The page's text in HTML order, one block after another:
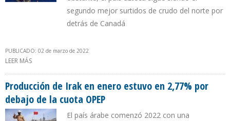
segundo mejor surtidos de crudo del norte por
detrás de Canadá
PUBLICADO: 02 de marzo de 2022
LEER MÁS
Producción de Irak en enero estuvo en 2,77% por
debajo de la cuota OPEP
El país árabe comenzó 2022 con una